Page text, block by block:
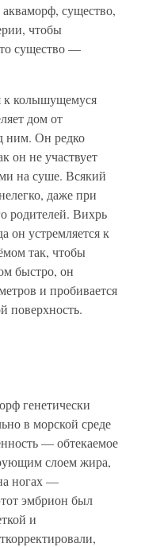
существо,
чтобы
существо —
к колышущемуся
дом от
ним. Он редко
он не участвует
на суше. Всякий
даже при
родителей. Вихрь
он устремляется к
так, чтобы
быстро, он
и пробивается
поверхность.
генетически
в морской среде
— обтекаемое
слоем жира,
ногах —
эмбрион был
и